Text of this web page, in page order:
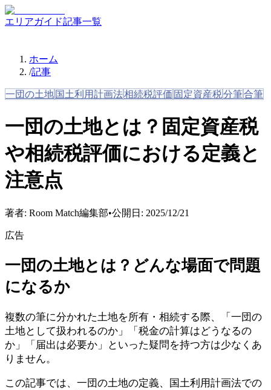
エリアガイド記事一覧
ホーム
/記事
一団の土地 国土利用計画法相続税評価 固定資産税分筆合筆
一団の土地とは？固定資産税
や相続税評価における定義と
注意点
著者: Room Match編集部•公開日: 2025/12/21
広告
一団の土地とは？どんな場面で問題
になるか
複数の筆に分かれた土地を所有・相続する際、「一団の
土地として扱われるのか」「税金の計算はどうなるの
か」「届出は必要か」といった疑問を持つ方は少なくあ
りません。
この記事では、一団の土地の定義、国土利用計画法での